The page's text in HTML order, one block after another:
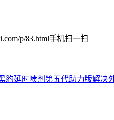
手机扫一扫
豹延时喷剂第五代助力版解决